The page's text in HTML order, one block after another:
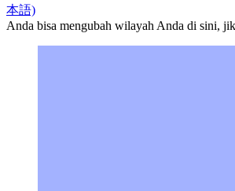
本語)
Anda bisa mengubah wilayah Anda di sini,